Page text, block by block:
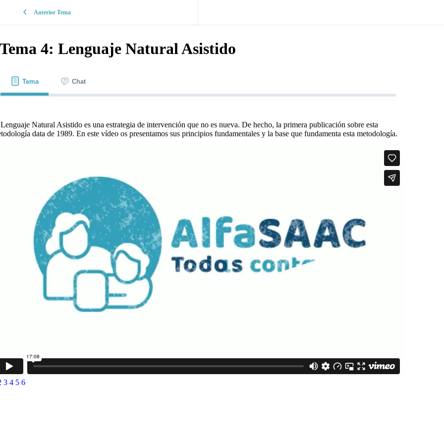
Anterior Tema
Tema 4: Lenguaje Natural Asistido
Tema Chat
Natural Asistido es una estrategia de intervención que no es nueva. De hecho, la primera publicación sobre esta
data de 1989. En este vídeo os presentamos sus principios fundamentales y la base que fundamenta esta metodología.
3 4 5 6